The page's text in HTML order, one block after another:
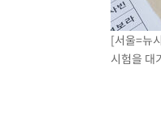
[서울=뉴
시험을